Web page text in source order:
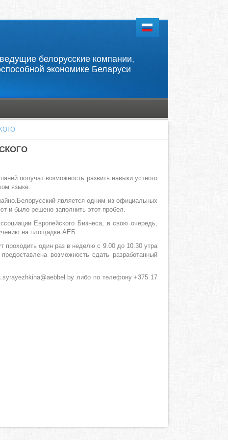
ведущие белорусские компании,
экономике Беларуси
получат возможность развить навыки устного
языке.
является одним из официальных
и было решено заполнить этот пробел.
Европейского Бизнеса, в свою очередь,
на площадке АЕБ.
проходить один раз в неделю с 9.00 до 10.30 утра
возможность сдать разработанный
либо по телефону +375 17